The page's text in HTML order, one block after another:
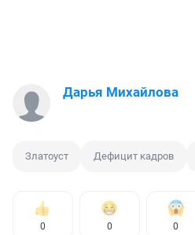
Дарья Михайлова
Златоуст Дефицит кадров
0 0 0